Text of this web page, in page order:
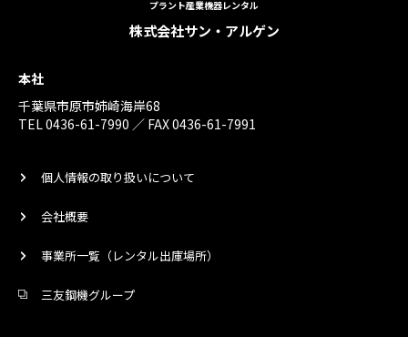
プラント産業機器レンタル
株式会社サン・アルゲン
本社
千葉県市原市姉崎海岸68
TEL 0436-61-7990 ／ FAX 0436-61-7991
個人情報の取り扱いについて
会社概要
事業所一覧（レンタル出庫場所）
三友鋼機グループ